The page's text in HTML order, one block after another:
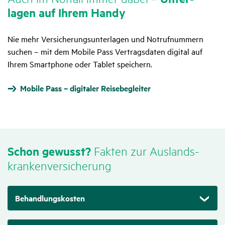
Erfor­dert eine Erkran­kung über das ursprüng­liche Ende
verlän­gert sich der Versi­che­rungs­schutz bis zur Wieder­
her­stel­lung der Trans­port­fä­hig­keit.
Zutref­
lagen auf Ihrem Handy
Nie mehr Versicherungsunterlagen und Notrufnummern
suchen – mit dem Mobile Pass Vertragsdaten digital auf
Ihrem Smartphone oder Tablet speichern.
Mobile Pass – digitaler Reisebegleiter
Schon gewusst? Fakten zur Auslands­
kran­ken­ver­si­che­rung
Behandlungskosten